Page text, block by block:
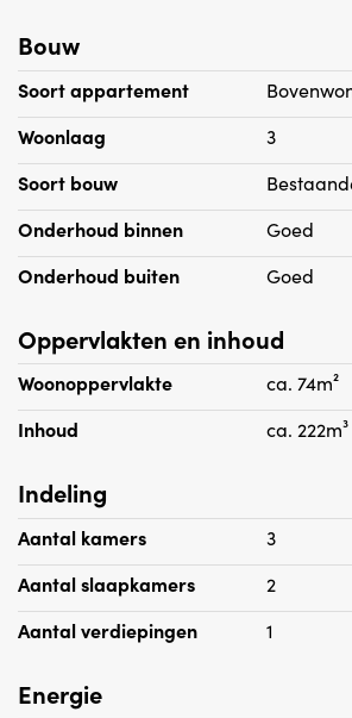
Bouw
Soort appartement
Woonlaag
3
Soort bouw
Onderhoud binnen
Goed
Onderhoud buiten
Goed
Oppervlakten en inhoud
Woonoppervlakte
ca. 74m²
Inhoud
ca. 222m³
Indeling
Aantal kamers
3
Aantal slaapkamers
2
Aantal verdiepingen
1
Energie